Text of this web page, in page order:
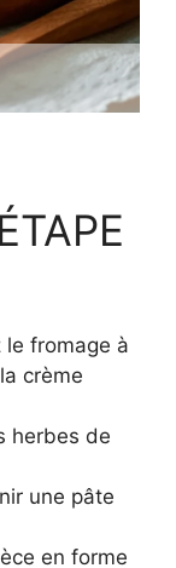
le fromage à
crème
herbes de
une pâte
en forme